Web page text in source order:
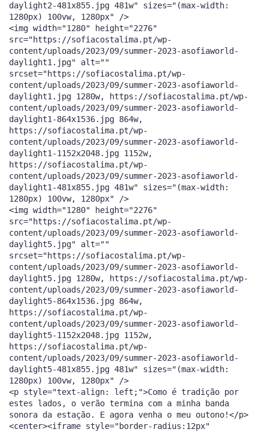
daylight2-481x855.jpg 481w" sizes="(max-width:
1280px) 100vw, 1280px" />
<img width="1280" height="2276"
src="https://sofiacostalima.pt/wp-
content/uploads/2023/09/summer-2023-asofiaworld-
daylight1.jpg" alt=""
srcset="https://sofiacostalima.pt/wp-
content/uploads/2023/09/summer-2023-asofiaworld-
daylight1.jpg 1280w, https://sofiacostalima.pt/wp-
content/uploads/2023/09/summer-2023-asofiaworld-
daylight1-864x1536.jpg 864w,
https://sofiacostalima.pt/wp-
content/uploads/2023/09/summer-2023-asofiaworld-
daylight1-1152x2048.jpg 1152w,
https://sofiacostalima.pt/wp-
content/uploads/2023/09/summer-2023-asofiaworld-
daylight1-481x855.jpg 481w" sizes="(max-width:
1280px) 100vw, 1280px" />
<img width="1280" height="2276"
src="https://sofiacostalima.pt/wp-
content/uploads/2023/09/summer-2023-asofiaworld-
daylight5.jpg" alt=""
srcset="https://sofiacostalima.pt/wp-
content/uploads/2023/09/summer-2023-asofiaworld-
daylight5.jpg 1280w, https://sofiacostalima.pt/wp-
content/uploads/2023/09/summer-2023-asofiaworld-
daylight5-864x1536.jpg 864w,
https://sofiacostalima.pt/wp-
content/uploads/2023/09/summer-2023-asofiaworld-
daylight5-1152x2048.jpg 1152w,
https://sofiacostalima.pt/wp-
content/uploads/2023/09/summer-2023-asofiaworld-
daylight5-481x855.jpg 481w" sizes="(max-width:
1280px) 100vw, 1280px" />
<p style="text-align: left;">Como é tradição por
estes lados, o verão termina com a minha banda
sonora da estação. E agora venha o meu outono!</p>
<center><iframe style="border-radius:12px"